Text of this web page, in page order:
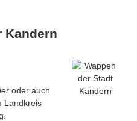
Kandern
oder auch
Landkreis